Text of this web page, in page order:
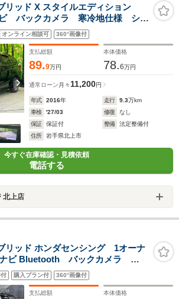
ッド X スタイルエディション
バックカメラ 寒冷地仕様 シテ
システム サ禁煙車 スマートキ
ートライト オートエアコン
再生
オンライン相談可 360°画像付
支払総額
89.9万円
本体価格
78.6万円
通常ローン 月々11,200円
年式 2016年 走行 9.3万km
車検
'27/03 修復
なし
保証
保証付 整備
法定整備付
住所
岩手県北上市
今すぐ在庫確認・見積依頼
電話する
北上店
リッド ホンダセンシング 1オーナ
ナビ Bluetooth バックカメラ
ュスタート スマートキー 電動
コントロール オートライト 横
イザー 取り扱い説明書
購入プラン付 360°画像付
支払総額 本体価格